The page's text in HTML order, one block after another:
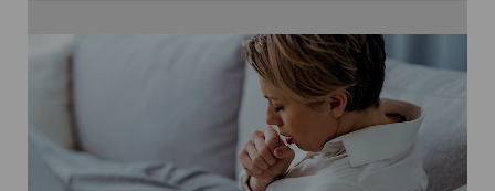
Handchirurgie
Hausärztliche Untersuchung
Hepatobiliärchirurgie (Leberchirurgie)
Xundheitszentrum Beromünster
Xundheitszentrum Egerkingen